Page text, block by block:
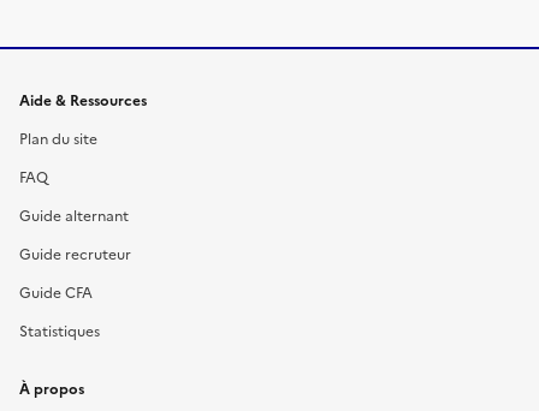
Informations et liens du site
Aide & Ressources
Plan du site
FAQ
Guide alternant
Guide recruteur
Guide CFA
Statistiques
À propos